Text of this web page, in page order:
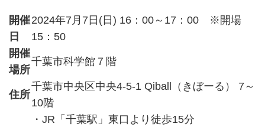
開催
日
2024年7月7日(日) 16：00～17：00 ※開場
15：50
開催
場所
千葉市科学館７階
住所
千葉市中央区中央4-5-1 Qiball（きぼーる） 7～
10階
・JR「千葉駅」東口より徒歩15分